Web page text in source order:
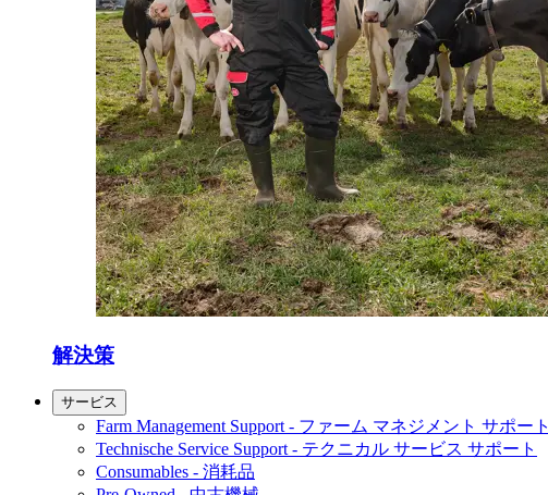
解決策
サービス
Farm Management Support - ファーム マネジメント サポート
Technische Service Support - テクニカル サービス サポート
Consumables - 消耗品